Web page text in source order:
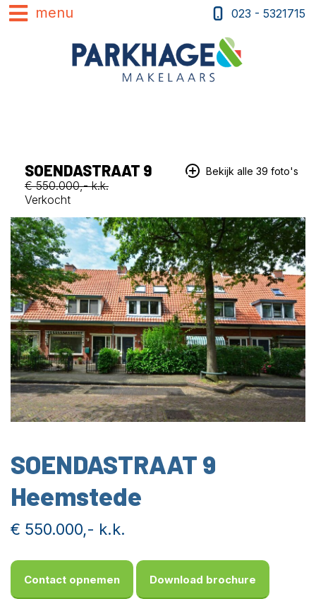
023 - 5321715
SOENDASTRAAT 9
€ 550.000,- k.k.
Verkocht
Bekijk alle 39 foto's
SOENDASTRAAT 9
Heemstede
€ 550.000,- k.k.
Contact opnemen Download brochure